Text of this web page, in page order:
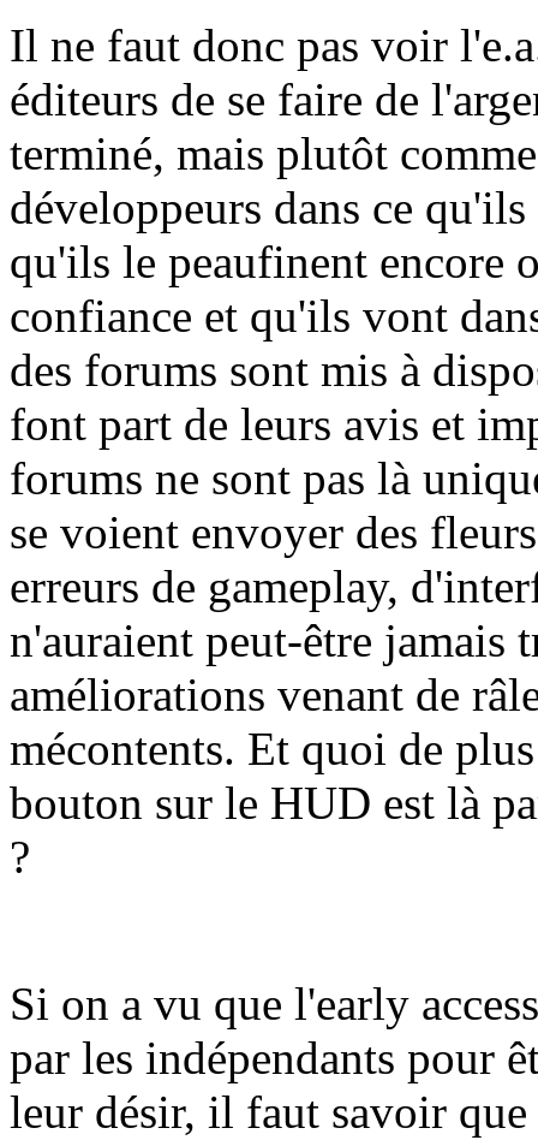
Il ne faut donc pas voir
éditeurs de se faire de
terminé, mais plutôt
développeurs dans ce
qu'ils le peaufinent encore
confiance et qu'ils vont
des forums sont mis à
font part de leurs avis et
forums ne sont pas là
se voient envoyer des
erreurs de gameplay,
n'auraient peut-être jamais
améliorations venant de
mécontents. Et quoi de
bouton sur le HUD est là
?
Si on a vu que l'early
par les indépendants pour
leur désir, il faut savoir